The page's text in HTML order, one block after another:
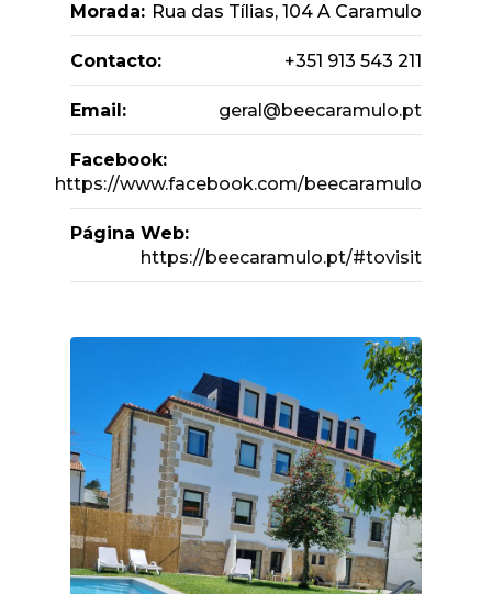
Morada: Rua das Tílias, 104 A Caramulo
Contacto: +351 913 543 211
Email: geral@beecaramulo.pt
Facebook:
https://www.facebook.com/beecaramulo
Página Web:
https://beecaramulo.pt/#tovisit